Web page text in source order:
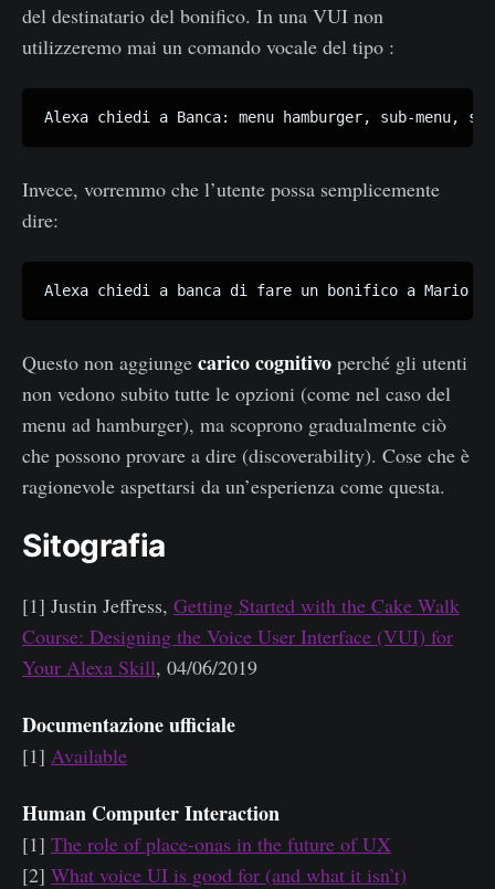
del destinatario del bonifico. In una VUI non
utilizzeremo mai un comando vocale del tipo :
Alexa chiedi a Banca: menu hamburger, sub-menu,
Invece, vorremmo che l’utente possa semplicemente
dire:
Alexa chiedi a banca di fare un bonifico a Mario
Questo non aggiunge carico cognitivo perché gli utenti
non vedono subito tutte le opzioni (come nel caso del
menu ad hamburger), ma scoprono gradualmente ciò
che possono provare a dire (discoverability). Cose che è
ragionevole aspettarsi da un’esperienza come questa.
Sitografia
[1] Justin Jeffress, Getting Started with the Cake Walk
Course: Designing the Voice User Interface (VUI) for
Your Alexa Skill, 04/06/2019
Documentazione ufficiale
[1] Available
Human Computer Interaction
[1] The role of place-onas in the future of UX
[2] What voice UI is good for (and what it isn’t)